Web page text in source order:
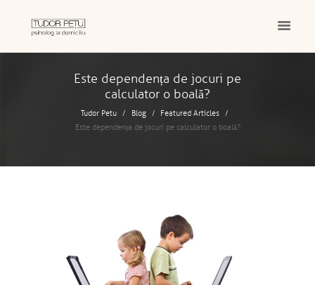
Este dependența de jocuri pe
calculator o boală?
Tudor Petu Blog
Featured Articles
Este dependența de jocuri pe calculator o boală?